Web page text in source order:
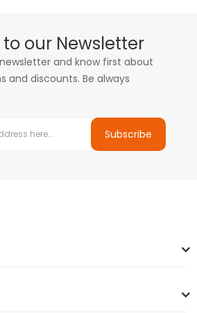
our Newsletter
and know first about
and discounts. Be always
Subscribe